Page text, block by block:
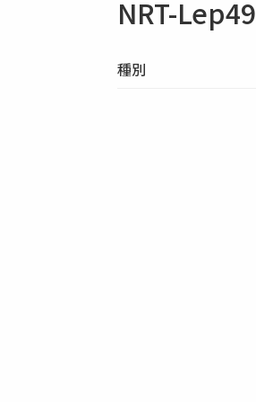
NRT-Lep49
種別